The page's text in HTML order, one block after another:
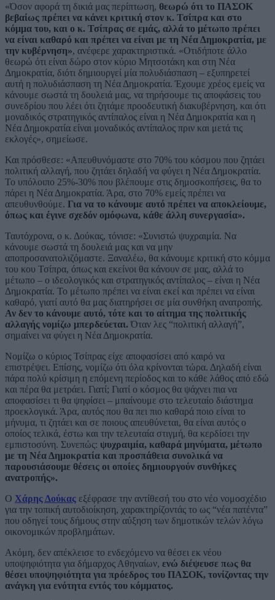
«Όσον αφορά τη δικιά μας περίπτωση, θεωρώ ότι το ΠΑΣΟΚ
βεβαίως πρέπει να κάνει κριτική στον κ. Τσίπρα και στο
κόμμα του, και ο κ. Τσίπρας σε εμάς, αλλά το μέτωπο πρέπει
να είναι καθαρό και πρέπει να είναι με τη Νέα Δημοκρατία, με
την κυβέρνηση», ανέφερε χαρακτηριστικά. «Οτιδήποτε άλλο
θεωρώ ότι είναι δώρο στον κύριο Μητσοτάκη και στη Νέα
Δημοκρατία, διότι δημιουργεί μία πολυδιάσπαση – εξυπηρετεί
αυτή η πολυδιάσπαση τη Νέα Δημοκρατία. Έχουμε χρέος εμείς να
κάνουμε σωστά τη δουλειά μας, να τηρήσουμε τις αποφάσεις του
συνεδρίου που λέει ότι ζητάμε προοδευτική διακυβέρνηση, και ότι
μοναδικός στρατηγικός αντίπαλος είναι η Νέα Δημοκρατία και η
Νέα Δημοκρατία είναι μοναδικός αντίπαλος πριν και μετά τις
εκλογές», σημείωσε.
Και πρόσθεσε: «Απευθυνόμαστε στο 70% του κόσμου που ζητάει
πολιτική αλλαγή, που ζητάει δηλαδή να φύγει η Νέα Δημοκρατία.
Το υπόλοιπο 25%-30% που βλέπουμε στις δημοσκοπήσεις, θα το
πάρει η Νέα Δημοκρατία. Άρα, στο 70% εμείς πρέπει να
απευθυνθούμε. Για να το κάνουμε αυτό πρέπει να αποκλείουμε,
όπως και έγινε σχεδόν ομόφωνα, κάθε άλλη συνεργασία».
Ταυτόχρονα, ο κ. Δούκας, τόνισε: «Συνιστώ ψυχραιμία. Να
κάνουμε σωστά τη δουλειά μας και να μην
αποπροσανατολιζόμαστε. Ξαναλέω, θα κάνουμε κριτική στο κόμμα
του κου Τσίπρα, όπως και εκείνοι θα κάνουν σε μας, αλλά το
μέτωπο – ο ιδεολογικός και στρατηγικός αντίπαλος – είναι η Νέα
Δημοκρατία. Το μέτωπο πρέπει να είναι εκεί και πρέπει να είναι
καθαρό, γιατί αυτό θα μας διατηρήσει σε μία συνθήκη ανατροπής.
Αν δεν το κάνουμε αυτό, τότε και το αίτημα της πολιτικής
αλλαγής νομίζω μπερδεύεται. Όταν λες “πολιτική αλλαγή”,
σημαίνει να φύγει η Νέα Δημοκρατία.
Νομίζω ο κύριος Τσίπρας είχε αποφασίσει από καιρό να
επιστρέψει. Επίσης, νομίζω ότι όλα κρίνονται τώρα. Δηλαδή είναι
πάρα πολύ κρίσιμη η επόμενη περίοδος και το κάθε λάθος από εδώ
και πέρα θα μετράει. Γιατί; Γιατί ο κόσμος θα ψάχνει πια να
αποφασίσει τι θα ψηφίσει – μπαίνουμε στο τελευταίο διάστημα
προεκλογικά. Άρα, αυτός που θα πει πιο καθαρά ποιο είναι το
μήνυμα, τι ζητάει και σε ποιους απευθύνεται, θα είναι αυτός ο
οποίος τελικά, έστω και την τελευταία στιγμή, θα κερδίσει την
εμπιστοσύνη. Συνεπώς: ψυχραιμία, καθαρά μηνύματα, μέτωπο
με τη Νέα Δημοκρατία και προσπάθεια συνολικά να
παρουσιάσουμε θέσεις οι οποίες δημιουργούν συνθήκες
ανατροπής».
Ο Χάρης Δούκας εξέφρασε την αντίθεσή του στο νέο νομοσχέδιο
για την τοπική αυτοδιοίκηση, χαρακτηρίζοντάς το ως “νέα πατέντα”
που οδηγεί τους δήμους στην αύξηση των δημοτικών τελών λόγω
οικονομικών προβλημάτων.
Ακόμη, δεν απέκλεισε το ενδεχόμενο να θέσει εκ νέου
υποψηφιότητα για δήμαρχος Αθηναίων, ενώ διέψευσε πως θα
θέσει υποψηφιότητα για πρόεδρος του ΠΑΣΟΚ, τονίζοντας την
ανάγκη για ενότητα εντός του κόμματος.